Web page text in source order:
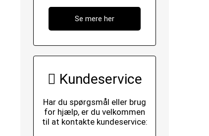
Se mere her
Kundeservice
Har du spørgsmål eller brug
for hjælp, er du velkommen
til at kontakte kundeservice: